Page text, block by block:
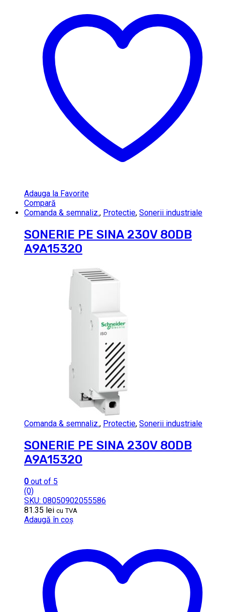
Adauga la Favorite
Compară
Comanda & semnaliz., Protectie, Sonerii industriale
SONERIE PE SINA 230V 80DB
A9A15320
Comanda & semnaliz., Protectie, Sonerii industriale
SONERIE PE SINA 230V 80DB
A9A15320
0 out of 5
(0)
SKU: 08050902055586
81.35 lei cu TVA
Adaugă în coș